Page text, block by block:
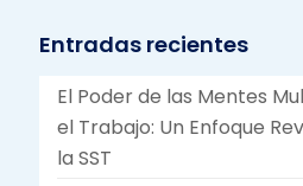
Entradas recientes
El Poder de las Mentes
el Trabajo: Un Enfoque
la SST